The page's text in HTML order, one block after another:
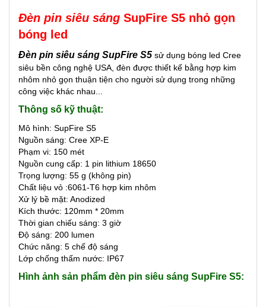
Đèn pin siêu sáng SupFire S5 nhỏ gọn
bóng led
Đèn pin siêu sáng SupFire S5 sử dụng bóng led Cree
siêu bền công nghệ USA, đèn được thiết kế bằng hợp kim
nhôm nhỏ gọn thuận tiện cho người sử dụng trong những
công việc khác nhau...
Thông số kỹ thuật:
Mô hình: SupFire S5
Nguồn sáng: Cree XP-E
Phạm vi: 150 mét
Nguồn cung cấp: 1 pin lithium 18650
Trọng lượng: 55 g (không pin)
Chất liệu vỏ :6061-T6 hợp kim nhôm
Xử lý bề mặt: Anodized
Kích thước: 120mm * 20mm
Thời gian chiếu sáng: 3 giờ
Độ sáng: 200 lumen
Chức năng: 5 chế độ sáng
Lớp chống thấm nước: IP67
Hình ảnh sản phẩm đèn pin siêu sáng SupFire S5: